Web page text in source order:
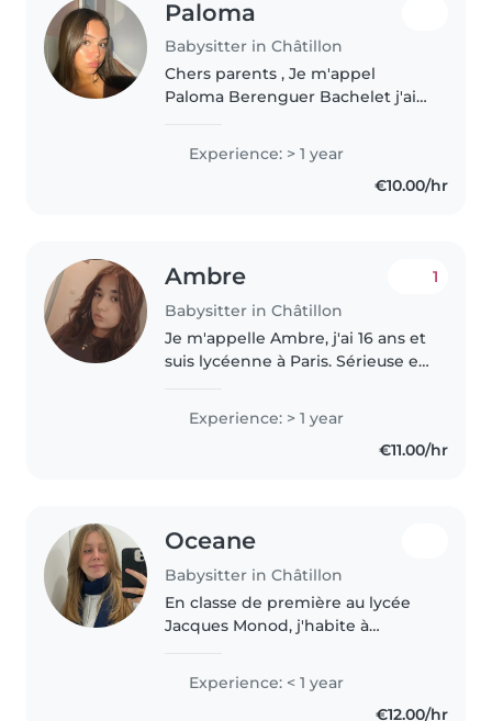
Paloma
Babysitter in Châtillon
Chers parents , Je m'appel
Paloma Berenguer Bachelet j'ai
l'université Paris 1 Panthéon
Sorbonne . Étant titulaire du
diplôme des premiers secours
Experience: > 1 year
€10.00/hr
Ambre
Babysitter in Châtillon
1
Je m'appelle Ambre, j'ai 16 ans et
suis lycéenne à Paris. Sérieuse et
avec les enfants. Je m'occupe
souvent de mon petit frère et
Experience: > 1 year
€11.00/hr
Oceane
Babysitter in Châtillon
En classe de première au lycée
Jacques Monod, j'habite à
j'ai sport les jeudi de 19h à 20h et
vendredi jusqu'à 21h, et je finis
Experience: < 1 year
€12.00/hr